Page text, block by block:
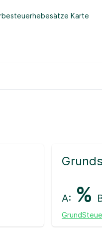
Karte
A: %